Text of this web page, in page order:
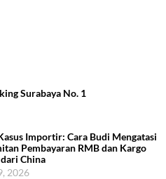
Surabaya No. 1
Importir: Cara Budi Mengatasi
Pembayaran RMB dan Kargo
China
2026